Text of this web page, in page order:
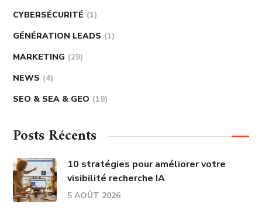
CYBERSÉCURITÉ (1)
GÉNÉRATION LEADS (1)
MARKETING (29)
NEWS (4)
SEO & SEA & GEO (19)
Posts Récents
10 stratégies pour améliorer votre
visibilité recherche IA
5 AOÛT 2026